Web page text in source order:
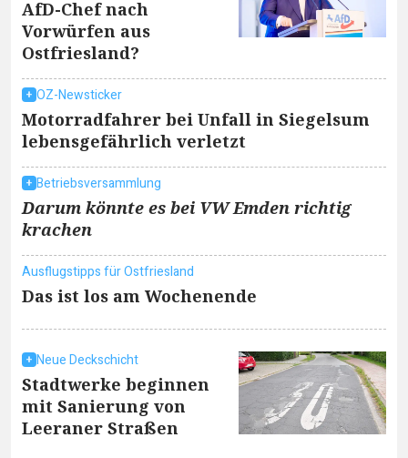
AfD-Chef nach
Vorwürfen aus
Ostfriesland?
OZ-Newsticker
Motorradfahrer bei Unfall in Siegelsum
lebensgefährlich verletzt
Betriebsversammlung
Darum könnte es bei VW Emden richtig
krachen
Ausflugstipps für Ostfriesland
Das ist los am Wochenende
Neue Deckschicht
Stadtwerke beginnen
mit Sanierung von
Leeraner Straßen